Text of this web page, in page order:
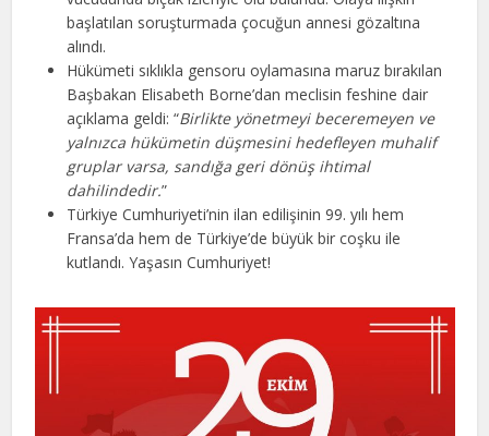
başlatılan soruşturmada çocuğun annesi gözaltına
alındı.
Hükümeti sıklıkla gensoru oylamasına maruz bırakılan
Başbakan Elisabeth Borne’dan meclisin feshine dair
açıklama geldi: “Birlikte yönetmeyi beceremeyen ve
yalnızca hükümetin düşmesini hedefleyen muhalif
gruplar varsa, sandığa geri dönüş ihtimal
dahilindedir.”
Türkiye Cumhuriyeti’nin ilan edilişinin 99. yılı hem
Fransa’da hem de Türkiye’de büyük bir coşku ile
kutlandı. Yaşasın Cumhuriyet!